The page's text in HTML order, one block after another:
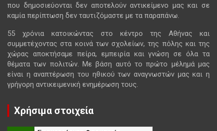
που δημοσιεύονται δεν αποτελούν αντικείμενο μας και σε
καμία περίπτωση δεν ταυτιζόμαστε με τα παραπάνω.
55 χρόνια κατοικώντας στο κέντρο της Αθήνας και
συμμετέχοντας στα κοινά των σχολείων, της πόλης και της
χώρας αποκτήσαμε πείρα, εμπειρία και γνώση σε όλα τα
θέματα των πολιτών. Με βάση αυτό το πρώτο μέλημά μας
είναι η αναπτέρωση του ηθικού των αναγνωστών μας και η
γρήγορη αντικειμενική ενημέρωση τους.
Χρήσιμα στοιχεία